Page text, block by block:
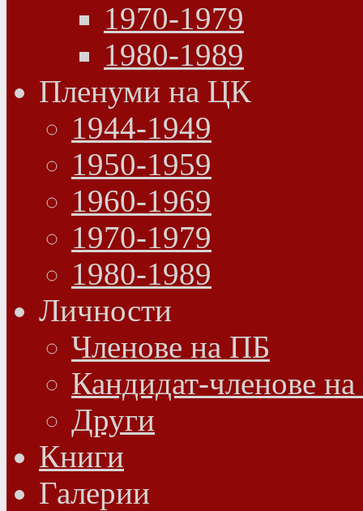
1970-1979
1980-1989
Пленуми на ЦК
1944-1949
1950-1959
1960-1969
1970-1979
1980-1989
Личности
Членове на ПБ
Кандидат-членове
Други
Книги
Галерии